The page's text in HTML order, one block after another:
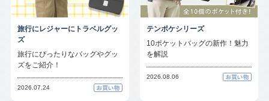
旅行にレジャーにトラベルグッ
ズ
旅行にぴったりなバッグやグッ
ズをご紹介！
2026.07.24
テンポケシリーズ
10ポケットバッグの新作！魅力
を解説
2026.08.06